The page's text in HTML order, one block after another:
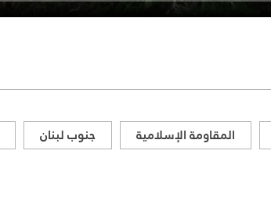
المقاومة الإسلامية جنوب لبنان